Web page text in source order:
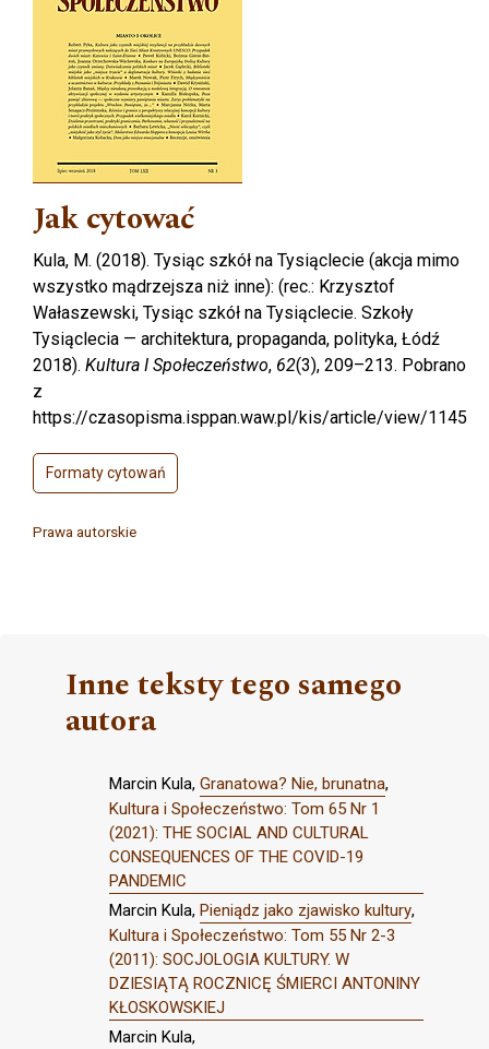
Jak cytować
Kula, M. (2018). Tysiąc szkół na Tysiąclecie (akcja mimo
wszystko mądrzejsza niż inne): (rec.: Krzysztof
Wałaszewski, Tysiąc szkół na Tysiąclecie. Szkoły
Tysiąclecia — architektura, propaganda, polityka, Łódź
2018). Kultura I Społeczeństwo, 62(3), 209–213. Pobrano
z
https://czasopisma.isppan.waw.pl/kis/article/view/1145
Formaty cytowań
Prawa autorskie
Inne teksty tego samego
autora
Marcin Kula, Granatowa? Nie, brunatna,
Kultura i Społeczeństwo: Tom 65 Nr 1
(2021): THE SOCIAL AND CULTURAL
CONSEQUENCES OF THE COVID-19
PANDEMIC
Marcin Kula, Pieniądz jako zjawisko kultury,
Kultura i Społeczeństwo: Tom 55 Nr 2-3
(2011): SOCJOLOGIA KULTURY. W
DZIESIĄTĄ ROCZNICĘ ŚMIERCI ANTONINY
KŁOSKOWSKIEJ
Marcin Kula,